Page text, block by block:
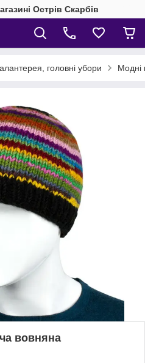
Острів Скарбів
головні убори Модні
вовняна